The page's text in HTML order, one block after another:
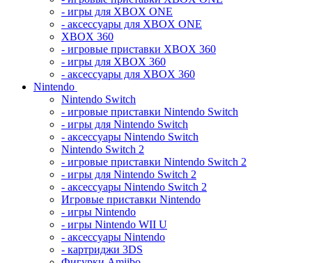
- игры для XBOX ONE
- аксессуары для XBOX ONE
XBOX 360
- игровые приставки XBOX 360
- игры для XBOX 360
- аксессуары для XBOX 360
Nintendo
Nintendo Switch
- игровые приставки Nintendo Switch
- игры для Nintendo Switch
- аксессуары Nintendo Switch
Nintendo Switch 2
- игровые приставки Nintendo Switch 2
- игры для Nintendo Switch 2
- аксессуары Nintendo Switch 2
Игровые приставки Nintendo
- игры Nintendo
- игры Nintendo WII U
- аксессуары Nintendo
- картриджи 3DS